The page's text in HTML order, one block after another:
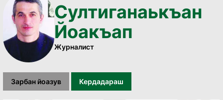
Султиганаькъан
Йоакъап
Журналист
Зарбан йоазув Кердадараш